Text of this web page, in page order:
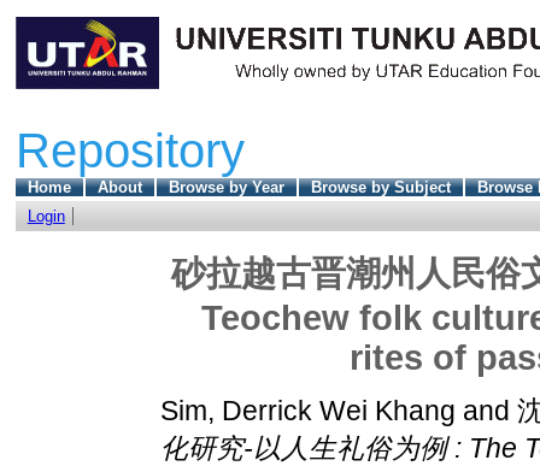
Repository
Home About Browse by Year Browse by Subject
Browse
Login
砂拉越古晋潮州人民俗
Teochew folk
rites of
Sim, Derrick Wei Khang and
化研究-以人生礼俗为例 : The